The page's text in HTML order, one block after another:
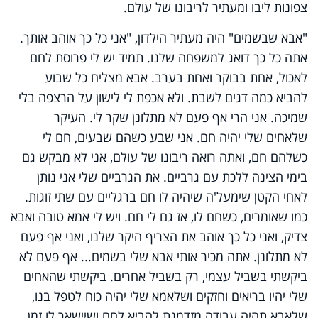
צפונות ליבו ומעתיר לריבונו של עולם.
"אבא שבשמים" היה מעתיר הילדון, "אני כל כך אוהב אותך.
אתה כל כך דואג למשפחה שלנו. תמיד יש לי פרוסת לחם
לאכול, אחת בבוקר ואחת בערב. אבא מצליח כל שבוע
להביא כמה דגים לשבת. ולא אכפת לי לישון על הרצפה בלי
שמיכה. אני הרי אף פעם לא מתלונן שקר לי. העיקר
שלאחים שלי יהיה חם. אני שבע כשהם שבעים, חם לי
כשלהם חם, ואתה רואה ריבונו של עולם, אני לא מבקש גם
בימי הצינה ללכת עם גרביים. את הגרביים שלי אני נותן
לאחי הקטן שימעל'ה שיהיה לו חם ברגליים עם שתי זוגות.
כמו שאומרים, כשחם לו, אז גם לי חם. ויש לי אמא טובה ואבא
צדיק, ואני כל כך אוהב את הצריף היקר שלנו, ואני אף פעם
לא מתלונן. אתה מכיר אותי אבא שלי בשמים... אף פעם לא
ביקשתי בשביל עצמי, רק בשביל אחרים. ביקשתי שהאחים
שלי יהיו בריאים וחזקים ושלאמא שלי יהיה כוח לטפל בנו,